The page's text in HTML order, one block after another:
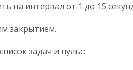
на интервал от 1 до 15
закрытием.
задач и пульс: